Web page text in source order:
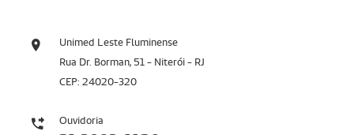
Unimed Leste Fluminense
Rua Dr. Borman, 51 - Niterói - RJ
CEP: 24020-320
Ouvidoria